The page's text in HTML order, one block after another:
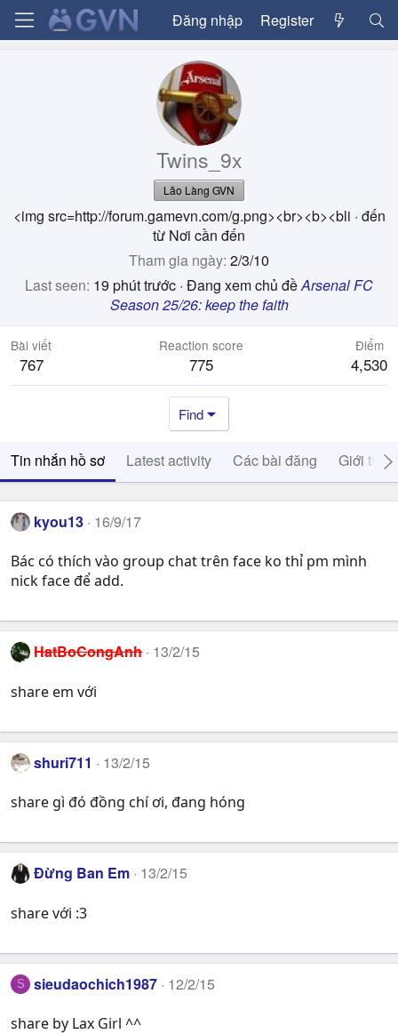
Đăng nhập Register
Twins_9x
Lão Làng GVN
<img src=http://forum.gamevn.com/g.png><br><b><bli · đến
từ Nơi cần đến
Tham gia ngày 2/3/10
Last seen 19 phút trước · Đang xem chủ đềArsenal FC
Season 25/26: keep the faith
Bài viết
767
Reaction score
775
Điểm
4,530
Find
Tin nhắn hồ sơ Latest activity Các bài đăng Giới thiệu
kyou13 16/9/17
Bác có thích vào group chat trên face ko thỉ pm mình
nick face để add.
HatBoCongAnh 13/2/15
share em với
shuri711 13/2/15
share gì đó đồng chí ơi, đang hóng
Đừng Ban Em 13/2/15
share với :3
S sieudaochich1987 12/2/15
share by Lax Girl ^^